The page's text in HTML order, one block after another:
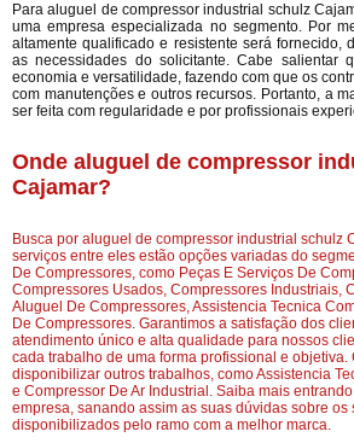
Para aluguel de compressor industrial schulz
uma empresa especializada no segmento. Por
altamente qualificado e resistente será fornecido,
as necessidades do solicitante. Cabe salientar
economia e versatilidade, fazendo com que os
com manutenções e outros recursos. Portanto, a
ser feita com regularidade e por profissionais
Onde aluguel de compressor
Cajamar?
Busca por aluguel de compressor industrial schulz
serviços entre eles estão opções variadas do
De Compressores, como Peças E Serviços De
Compressores Usados, Compressores Industriais,
Aluguel De Compressores, Assistencia Tecnica
De Compressores. Garantimos a satisfação dos
atendimento único e alta qualidade para nossos
cada trabalho de uma forma profissional e objetiva.
disponibilizar outros trabalhos, como Assistencia
e Compressor De Ar Industrial. Saiba mais
empresa, sanando assim as suas dúvidas sobre os
disponibilizados pelo ramo com a melhor marca.